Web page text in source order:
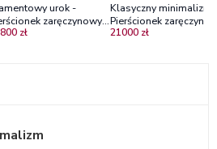
urok -
zaręczynowy
Sky z różowego
zł
Klasyczny minimalizm
Pierścionek
różowego złota z
21000 zł